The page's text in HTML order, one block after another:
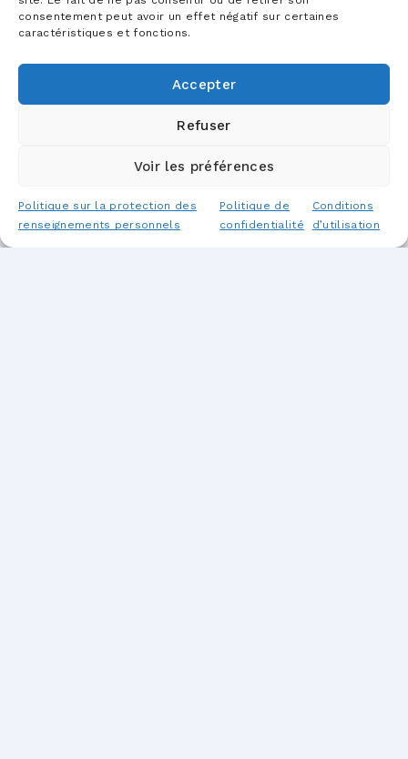
consentement peut avoir un effet négatif sur certaines
caractéristiques et fonctions.
Accepter
Refuser
Voir les préférences
Politique sur la protection des
renseignements personnels
Politique de
confidentialité
Conditions
d’utilisation